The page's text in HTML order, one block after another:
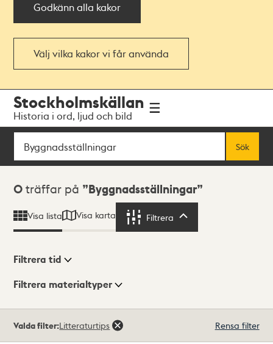
Godkänn alla kakor
Välj vilka kakor vi får använda
navigationen
huvudinnehållet
Stockholmskällan
Historia i ord, ljud och bild
Sök
Sök
Sökresultat
0 träffar på Byggnadsställningar
Visa lista Visa karta Filtrera
Visningsläge
Filtrera tid
Filtrera materialtyper
träffar
Valda filter:Litteraturtips Rensa filter